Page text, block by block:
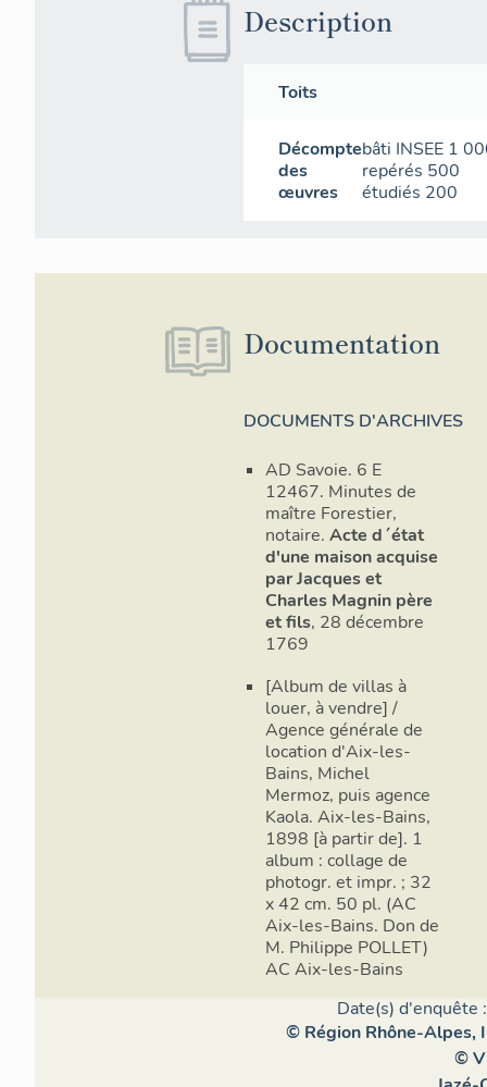
Description
Toits
Décompte
des
œuvres
bâti INSEE 1
repérés 500
étudiés 200
Documentation
DOCUMENTS D'ARCHIVES
AD Savoie. 6 E
12467. Minutes de
maître Forestier,
notaire. Acte d´état
d'une maison acquise
par Jacques et
Charles Magnin père
et fils, 28 décembre
1769
[Album de villas à
louer, à vendre] /
Agence générale de
location d'Aix-les-
Bains, Michel
Mermoz, puis agence
Kaola. Aix-les-Bains,
1898 [à partir de]. 1
album : collage de
photogr. et impr. ; 32
x 42 cm. 50 pl. (AC
Aix-les-Bains. Don de
M. Philippe POLLET)
AC Aix-les-Bains
Date(s) d'enquête
© Région Rhône-Alpes,
©